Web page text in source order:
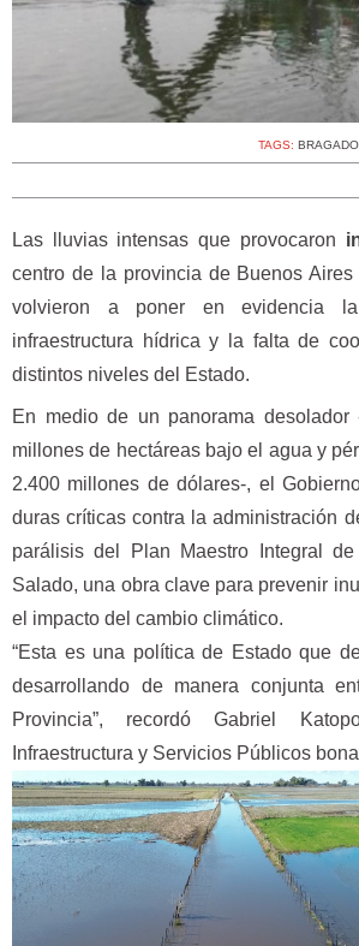
TAGS: BRAGADO
Las lluvias intensas que provocaron
centro de la provincia de Buenos
volvieron a poner en evidencia
infraestructura hídrica y la falta de
distintos niveles del Estado.
En medio de un panorama
millones de hectáreas bajo el agua y
2.400 millones de dólares-, el
duras críticas contra la administración
parálisis del Plan Maestro Integral
Salado, una obra clave para prevenir
el impacto del cambio climático.
“Esta es una política de Estado que
desarrollando de manera conjunta
Provincia”, recordó Gabriel
Infraestructura y Servicios Públicos